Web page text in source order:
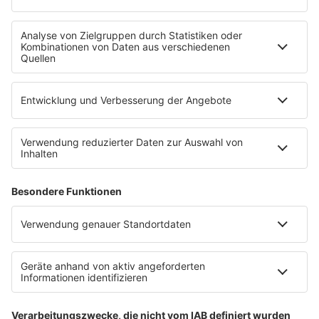
Uniklinik Tübingen eröffnet neues
Fahrradparkhaus
Die Uniklinik Tübingen hat ein neues Fahrradparkhaus
eröffnet. Direkt an der Medizinischen Klinik bietet es
E-Bikes über eine Photovoltaikanlage auf dem …
Impressum